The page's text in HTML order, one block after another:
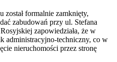
został formalnie zamknięty,
zabudowań przy ul. Stefana
zapowiedziała, że w
administracyjno-techniczny, co w
nieruchomości przez stronę